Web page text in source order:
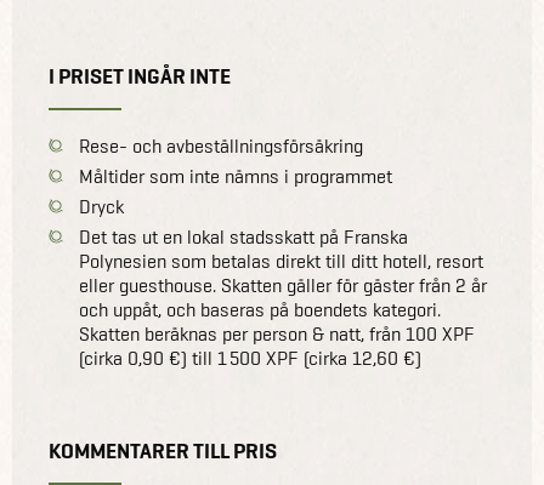
I PRISET INGÅR INTE
Rese- och avbeställningsförsäkring
Måltider som inte nämns i programmet
Dryck
Det tas ut en lokal stadsskatt på Franska
Polynesien som betalas direkt till ditt hotell, resort
eller guesthouse. Skatten gäller för gäster från 2 år
och uppåt, och baseras på boendets kategori.
Skatten beräknas per person & natt, från 100 XPF
(cirka 0,90 €) till 1 500 XPF (cirka 12,60 €)
KOMMENTARER TILL PRIS